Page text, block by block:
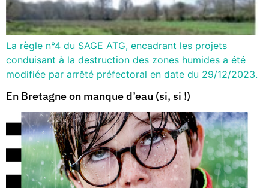
La règle n°4 du SAGE ATG, encadrant les projets
conduisant à la destruction des zones humides a été
modifiée par arrêté préfectoral en date du 29/12/2023.
En Bretagne on manque d’eau (si, si !)